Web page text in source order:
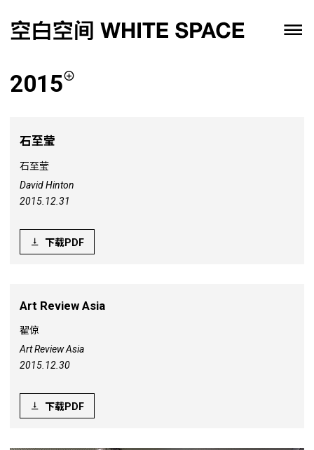
2015
石至莹
石至莹
David Hinton
2015.12.31
下载PDF
Art Review Asia
翟倞
Art Review Asia
2015.12.30
下载PDF